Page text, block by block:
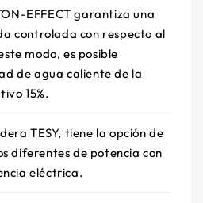
EFFECT garantiza una
controlada con respecto al
modo, es posible
de agua caliente de la
15%.
TESY, tiene la opción de
diferentes de potencia con
eléctrica.